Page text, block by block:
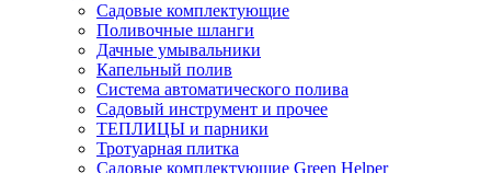
Садовые комплектующие
Поливочные шланги
Дачные умывальники
Капельный полив
Система автоматического полива
Садовый инструмент и прочее
ТЕПЛИЦЫ и парники
Тротуарная плитка
Садовые комплектующие Green Helper